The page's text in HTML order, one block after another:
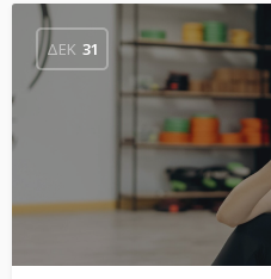
ΔΕΚ 31